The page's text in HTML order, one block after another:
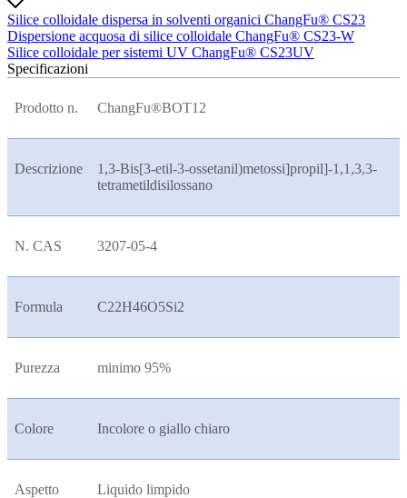
Silice colloidale dispersa in solventi organici ChangFu® CS23
Dispersione acquosa di silice colloidale ChangFu® CS23-W
Silice colloidale per sistemi UV ChangFu® CS23UV
Specificazioni
Prodotto n. ChangFu®BOT12
Descrizione
1,3-Bis[3-etil-3-ossetanil)metossi]propil]-1,1,3,3-
tetrametildisilossano
N. CAS 3207-05-4
Formula C22H46O5Si2
Purezza minimo 95%
Colore Incolore o giallo chiaro
Aspetto Liquido limpido